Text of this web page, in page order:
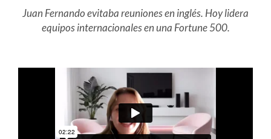
Juan Fernando evitaba reuniones en inglés. Hoy lidera
equipos internacionales en una Fortune 500.